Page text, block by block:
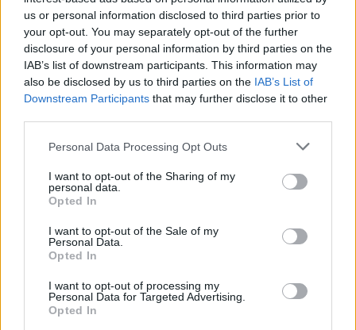
us or personal information disclosed to third parties prior to
your opt-out. You may separately opt-out of the further
disclosure of your personal information by third parties on the
IAB’s list of downstream participants. This information may
also be disclosed by us to third parties on the IAB’s List of
Downstream Participants that may further disclose it to other
Please note that this website/app uses one or more Google
not limited to your visit or usage behaviour. You may click to
grant or deny consent to Google and its third-party tags to
use your data for below specified purposes in below Google
consent section.
Personal Data Processing Opt Outs
I want to opt-out of the Sharing of my
personal data.
Opted In
I want to opt-out of the Sale of my
Personal Data.
Opted In
I want to opt-out of processing my
Personal Data for Targeted Advertising.
Opted In
Kertész Imre jelentős műfordítói tevékenysége során Elias
Canetti, Sigmund Freud, Hugo von Hoffmannstahl, Friedrich
Nietzsche, Joseph Roth, Arthur Schnitzler, Ludwig
Wittgenstein, valamint modern német és osztrák szerzők
írásait ültette át magyarra. Az 1998-as évben a darmstadti
Deutsche Akademie für Sprache und Dichtung, 2001-ben a
A 2000-es év májusában Herder-díjjal, novemberben a Die
Welt irodalmi díjával tüntették ki, 2002. október 10-én pedig
első magyarként tüntették ki irodalmi Nobel-díjjal.